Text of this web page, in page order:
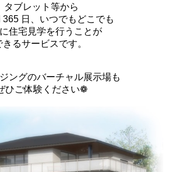
タブレット等から
365 日、いつでもどこでも
住宅見学を行うことが
きるサービスです。
ングのバーチャル展示場も
ひご体験ください❁